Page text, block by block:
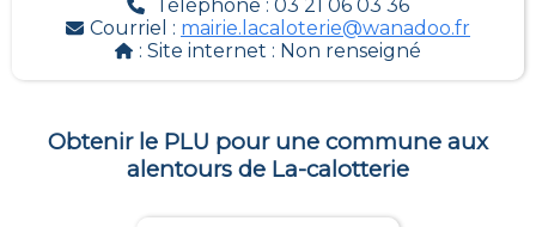
Téléphone : 03 21 06 03 36
Courriel : mairie.lacaloterie@wanadoo.fr
: Site internet : Non renseigné
Obtenir le PLU pour une commune aux
alentours de La-calotterie